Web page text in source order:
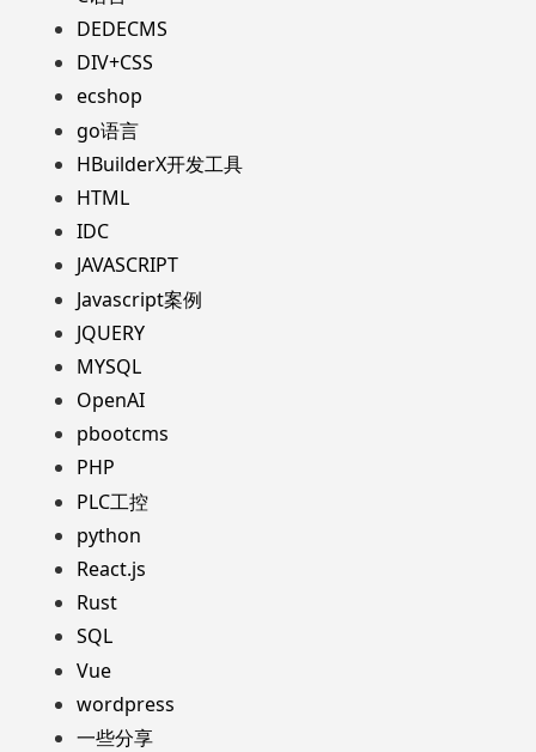
DEDECMS
DIV+CSS
ecshop
go语言
HBuilderX开发工具
HTML
IDC
JAVASCRIPT
Javascript案例
JQUERY
MYSQL
OpenAI
pbootcms
PHP
PLC工控
python
React.js
Rust
SQL
Vue
wordpress
一些分享